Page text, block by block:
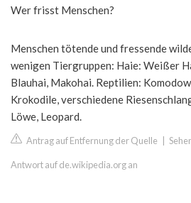
Wer frisst Menschen?
Menschen tötende und fressende
wenigen Tiergruppen: Haie: Weißer
Blauhai, Makohai. Reptilien:
Krokodile, verschiedene
Löwe, Leopard.
Antrag auf Entfernung der Quelle
Antwort auf de.wikipedia.org an